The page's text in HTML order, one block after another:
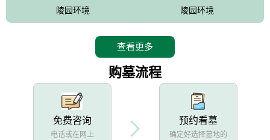
陵园环境 陵园环境
查看更多
购墓流程
免费咨询
电话或在网上
预约看墓
确定好选择墓地的